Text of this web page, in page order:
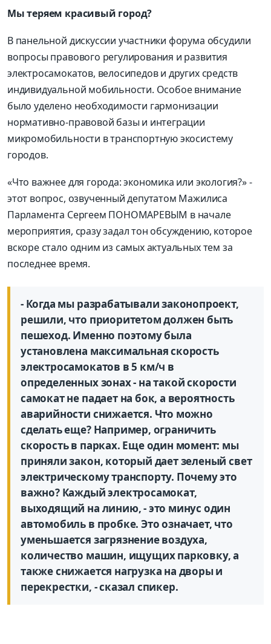
Мы теряем красивый город?
В панельной дискуссии участники форума обсудили
вопросы правового регулирования и развития
электросамокатов, велосипедов и других средств
индивидуальной мобильности. Особое внимание
было уделено необходимости гармонизации
нормативно-правовой базы и интеграции
микромобильности в транспортную экосистему
городов.
«Что важнее для города: экономика или экология?» -
этот вопрос, озвученный депутатом Мажилиса
Парламента Сергеем ПОНОМАРЕВЫМ в начале
мероприятия, сразу задал тон обсуждению, которое
вскоре стало одним из самых актуальных тем за
последнее время.
- Когда мы разрабатывали законопроект,
решили, что приоритетом должен быть
пешеход. Именно поэтому была
установлена максимальная скорость
электросамокатов в 5 км/ч в
определенных зонах - на такой скорости
самокат не падает на бок, а вероятность
аварийности снижается. Что можно
сделать еще? Например, ограничить
скорость в парках. Еще один момент: мы
приняли закон, который дает зеленый свет
электрическому транспорту. Почему это
важно? Каждый электросамокат,
выходящий на линию, - это минус один
автомобиль в пробке. Это означает, что
уменьшается загрязнение воздуха,
количество машин, ищущих парковку, а
также снижается нагрузка на дворы и
перекрестки, - сказал спикер.